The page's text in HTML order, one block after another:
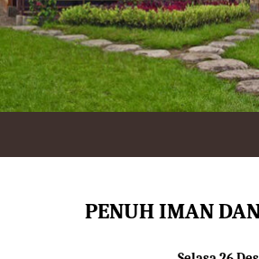
PENUH IMAN